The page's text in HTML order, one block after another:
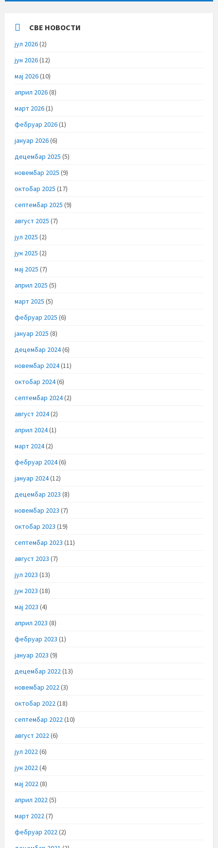
СВЕ НОВОСТИ
јул 2026(2)
јун 2026(12)
мај 2026(10)
април 2026(8)
март 2026(1)
фебруар 2026(1)
јануар 2026(6)
децембар 2025 (5)
новембар 2025 (9)
октобар 2025 (17)
септембар 2025 (9)
август 2025 (7)
јул 2025 (2)
јун 2025 (2)
мај 2025 (7)
април 2025 (5)
март 2025 (5)
фебруар 2025 (6)
јануар 2025 (8)
децембар 2024(6)
новембар 2024(11)
октобар 2024(6)
септембар 2024(2)
август 2024(2)
април 2024(1)
март 2024(2)
фебруар 2024(6)
јануар 2024(12)
децембар 2023 (8)
новембар 2023 (7)
октобар 2023 (19)
септембар 2023 (11)
август 2023 (7)
јул 2023 (13)
јун 2023 (18)
мај 2023 (4)
април 2023 (8)
фебруар 2023 (1)
јануар 2023 (9)
децембар 2022(13)
новембар 2022(3)
октобар 2022(18)
септембар 2022(10)
август 2022(6)
јул 2022(6)
јун 2022(4)
мај 2022(8)
април 2022(5)
март 2022(7)
фебруар 2022(2)